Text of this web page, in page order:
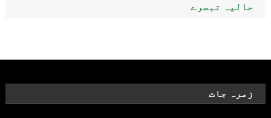
حالیہ تبصرے
زمرہ جات